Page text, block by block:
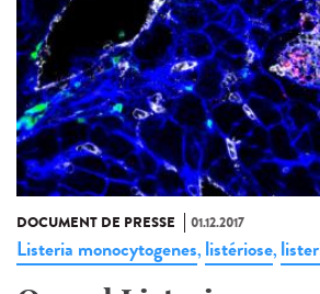
DOCUMENT DE PRESSE 01.12.2017
Listeria monocytogenes, listériose,